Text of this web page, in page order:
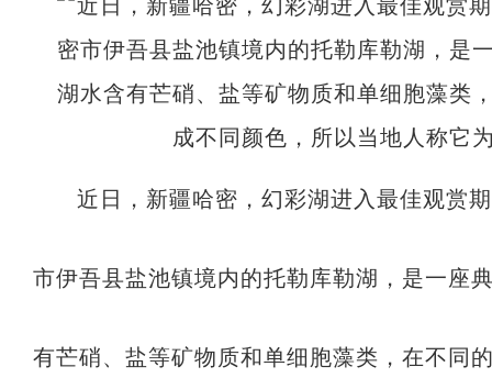
近日，新疆哈密，幻彩湖进入最佳观赏
市伊吾县盐池镇境内的托勒库勒湖，是一座
有芒硝、盐等矿物质和单细胞藻类，在不同